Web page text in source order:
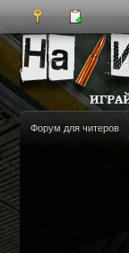
Форум для читеров